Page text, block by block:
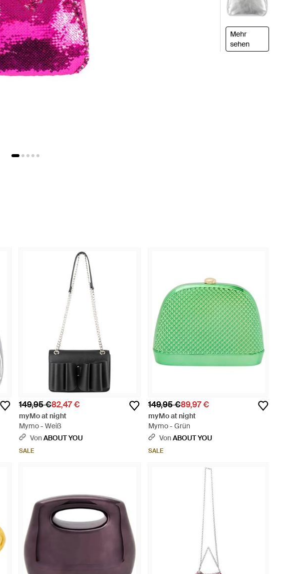
Mehr
sehen
149,95 €82,47 €
myMo at night
Mymo - Weiß
VonABOUT YOU
SALE
149,95 €89,97 €
myMo at night
Mymo - Grün
VonABOUT YOU
SALE